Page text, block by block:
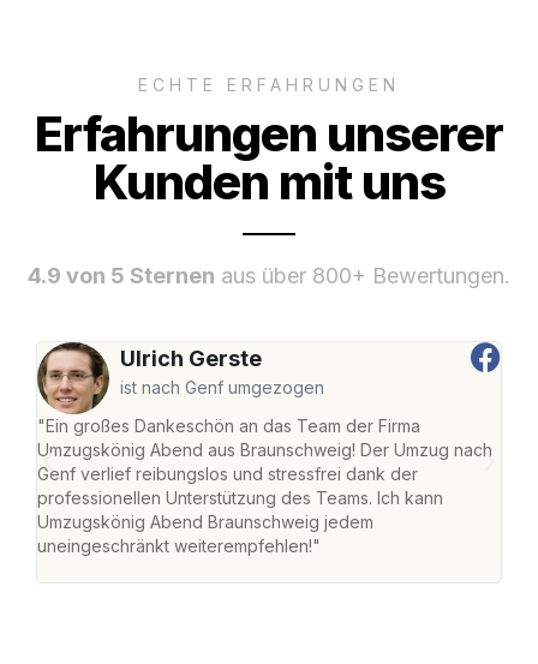
ECHTE ERFAHRUNGEN
Erfahrungen unserer
Kunden mit uns
4.9 von 5 Sternen aus über 800+ Bewertungen.
Ulrich Gerste
ist nach Genf umgezogen
"Ein großes Dankeschön an das Team der Firma
Umzugskönig Abend aus Braunschweig! Der Umzug nach
Genf verlief reibungslos und stressfrei dank der
professionellen Unterstützung des Teams. Ich kann
Umzugskönig Abend Braunschweig jedem
uneingeschränkt weiterempfehlen!"